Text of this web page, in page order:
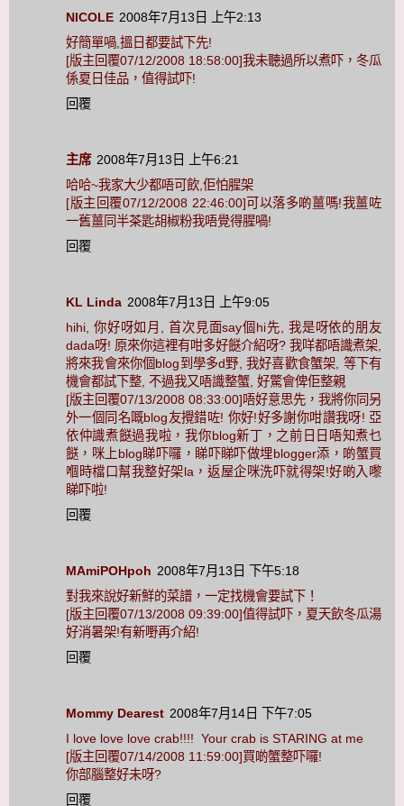
NICOLE 2008年7月13日 上午2:13
好簡單喎,搵日都要試下先!
[版主回覆07/12/2008 18:58:00]我未聽過所以煮吓，冬瓜
係夏日佳品，值得試吓!
回覆
主席 2008年7月13日 上午6:21
哈哈~我家大少都唔可飲,佢怕腥架
[版主回覆07/12/2008 22:46:00]可以落多啲薑嗎!我薑咗
一舊薑同半茶匙胡椒粉我唔覺得腥喎!
回覆
KL Linda 2008年7月13日 上午9:05
hihi, 你好呀如月, 首次見面say個hi先, 我是呀依的朋友
dada呀! 原來你這裡有咁多好餸介紹呀? 我咩都唔識煮架,
將來我會來你個blog到學多d野, 我好喜歡食蟹架, 等下有
機會都試下整, 不過我又唔識整蟹, 好驚會俾佢整親
[版主回覆07/13/2008 08:33:00]唔好意思先，我將你同另
外一個同名嘅blog友攪錯咗! 你好!好多謝你咁讚我呀! 亞
依仲識煮餸過我啦，我你blog新丁，之前日日唔知煮乜
餸，咪上blog睇吓囉，睇吓睇吓做埋blogger添，啲蟹買
嗰時檔口幫我整好架la，返屋企咪洗吓就得架!好啲入嚟
睇吓啦!
回覆
MAmiPOHpoh 2008年7月13日 下午5:18
對我來說好新鮮的菜譜，一定找機會要試下！
[版主回覆07/13/2008 09:39:00]值得試吓，夏天飲冬瓜湯
好消暑架!有新嘢再介紹!
回覆
Mommy Dearest 2008年7月14日 下午7:05
I love love love crab!!!! Your crab is STARING at me
[版主回覆07/14/2008 11:59:00]買啲蟹整吓囉!
你部腦整好未呀?
回覆